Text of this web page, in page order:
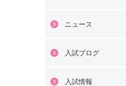
情報科学部
ンデジタル情報学科
ニュース
入試ブログ
入試情報